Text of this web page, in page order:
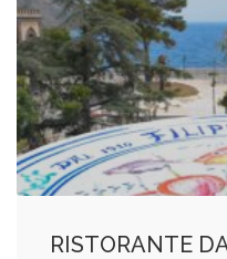
RISTORANTE